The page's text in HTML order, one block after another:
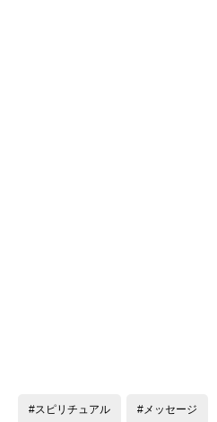
#スピリチュアル #メッセージ